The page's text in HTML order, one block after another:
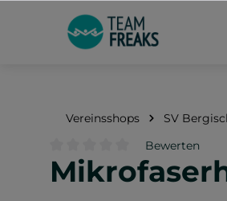
Zur Hauptnavigation
Vereinsshops SV
Durchschnittliche Bewertung
Bewerten